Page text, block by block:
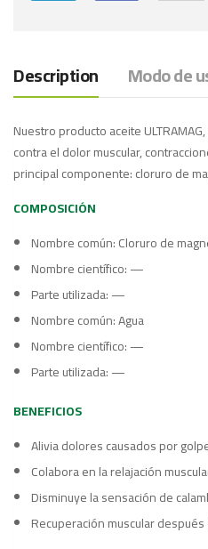
Description Modo de
Nuestro producto aceite
contra el dolor muscular,
principal componente: cloruro de
COMPOSICIÓN
Nombre común: Cloruro de
Nombre científico: —
Parte utilizada: —
Nombre común: Agua
Nombre científico: —
Parte utilizada: —
BENEFICIOS
Alivia dolores causados por
Colabora en la relajación
Disminuye la sensación de
Recuperación muscular